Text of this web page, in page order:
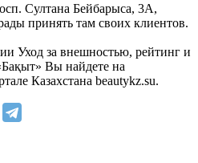
Султана Бейбарыса, 3А,
принять там своих клиентов.
Уход за внешностью, рейтинг и
Вы найдете на
Казахстана beautykz.su.